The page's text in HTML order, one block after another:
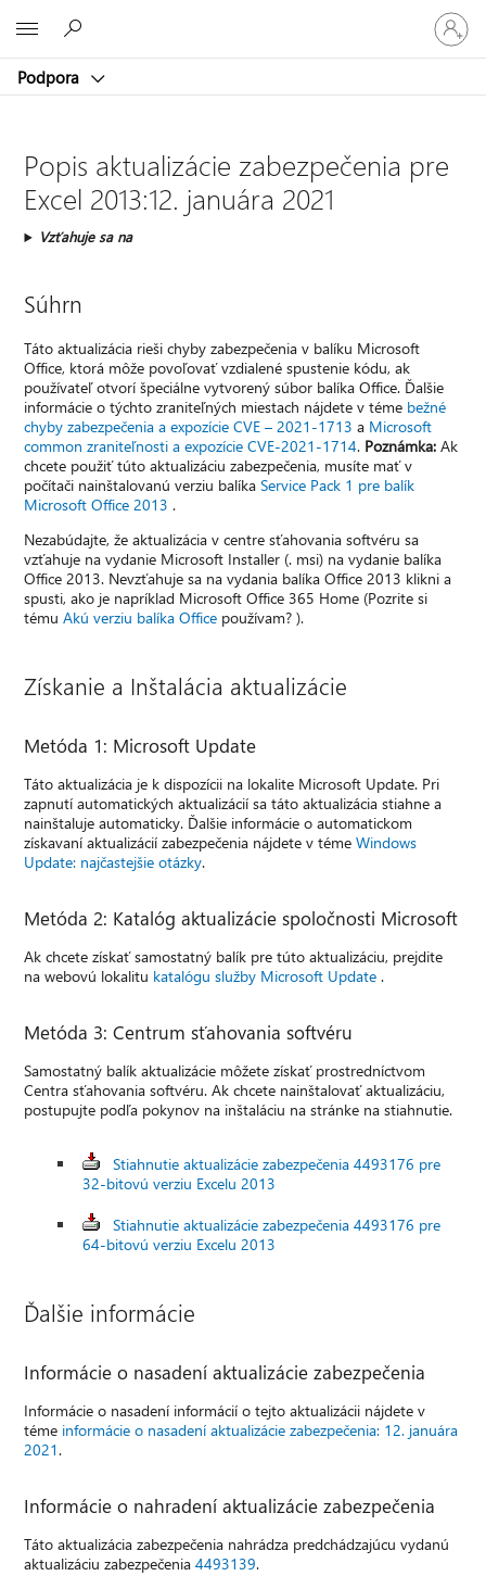
Podpora
Prihláste
sa
k
kontu
Popis aktualizácie zabezpečenia pre
Excel 2013:12. januára 2021
Vzťahuje sa na
Súhrn
Táto aktualizácia rieši chyby zabezpečenia v balíku Microsoft
Office, ktorá môže povoľovať vzdialené spustenie kódu, ak
používateľ otvorí špeciálne vytvorený súbor balíka Office. Ďalšie
informácie o týchto zraniteľných miestach nájdete v téme bežné
chyby zabezpečenia a expozície CVE – 2021-1713 a Microsoft
common zraniteľnosti a expozície CVE-2021-1714. Poznámka: Ak
chcete použiť túto aktualizáciu zabezpečenia, musíte mať v
počítači nainštalovanú verziu balíkaService Pack 1 pre balík
Microsoft Office 2013 .
Nezabúdajte, že aktualizácia v centre sťahovania softvéru sa
vzťahuje na vydanie Microsoft Installer (. msi) na vydanie balíka
Office 2013. Nevzťahuje sa na vydania balíka Office 2013 klikni a
spusti, ako je napríklad Microsoft Office 365 Home (Pozrite si
témuAkú verziu balíka Office používam? ).
Získanie a Inštalácia aktualizácie
Metóda 1: Microsoft Update
Táto aktualizácia je k dispozícii na lokalite Microsoft Update. Pri
zapnutí automatických aktualizácií sa táto aktualizácia stiahne a
nainštaluje automaticky. Ďalšie informácie o automatickom
získavaní aktualizácií zabezpečenia nájdete v témeWindows
Update: najčastejšie otázky.
Metóda 2: Katalóg aktualizácie spoločnosti Microsoft
Ak chcete získať samostatný balík pre túto aktualizáciu, prejdite
na webovú lokalitu katalógu služby Microsoft Update .
Metóda 3: Centrum sťahovania softvéru
Samostatný balík aktualizácie môžete získať prostredníctvom
Centra sťahovania softvéru. Ak chcete nainštalovať aktualizáciu,
postupujte podľa pokynov na inštaláciu na stránke na stiahnutie.
Stiahnutie aktualizácie zabezpečenia 4493176 pre
32-bitovú verziu Excelu 2013
Stiahnutie aktualizácie zabezpečenia 4493176 pre
64-bitovú verziu Excelu 2013
Ďalšie informácie
Informácie o nasadení aktualizácie zabezpečenia
Informácie o nasadení informácií o tejto aktualizácii nájdete v
téme informácie o nasadení aktualizácie zabezpečenia: 12. januára
2021 .
Informácie o nahradení aktualizácie zabezpečenia
Táto aktualizácia zabezpečenia nahrádza predchádzajúcu vydanú
aktualizáciu zabezpečenia4493139.